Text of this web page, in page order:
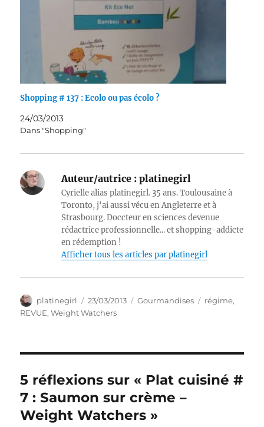
Shopping # 137 : Ecolo ou pas écolo ?
24/03/2013
Dans "Shopping"
Auteur/autrice : platinegirl
Cyrielle alias platinegirl. 35 ans. Toulousaine à
Toronto, j'ai aussi vécu en Angleterre et à
Strasbourg. Doccteur en sciences devenue
rédactrice professionnelle... et shopping-addicte
en rédemption !
Afficher tous les articles par platinegirl
Auteur
platinegirl
Publié
le
23/03/2013 Catégories
Gourmandises Étiquettes
régime,
REVUE,Weight Watchers
5 réflexions sur « Plat cuisiné #
7 : Saumon sur crème –
Weight Watchers »